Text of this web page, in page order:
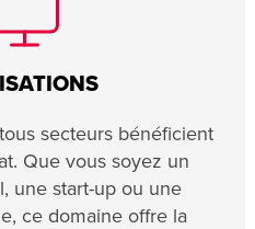
secteurs bénéficient
Que vous soyez un
une start-up ou une
ce domaine offre la